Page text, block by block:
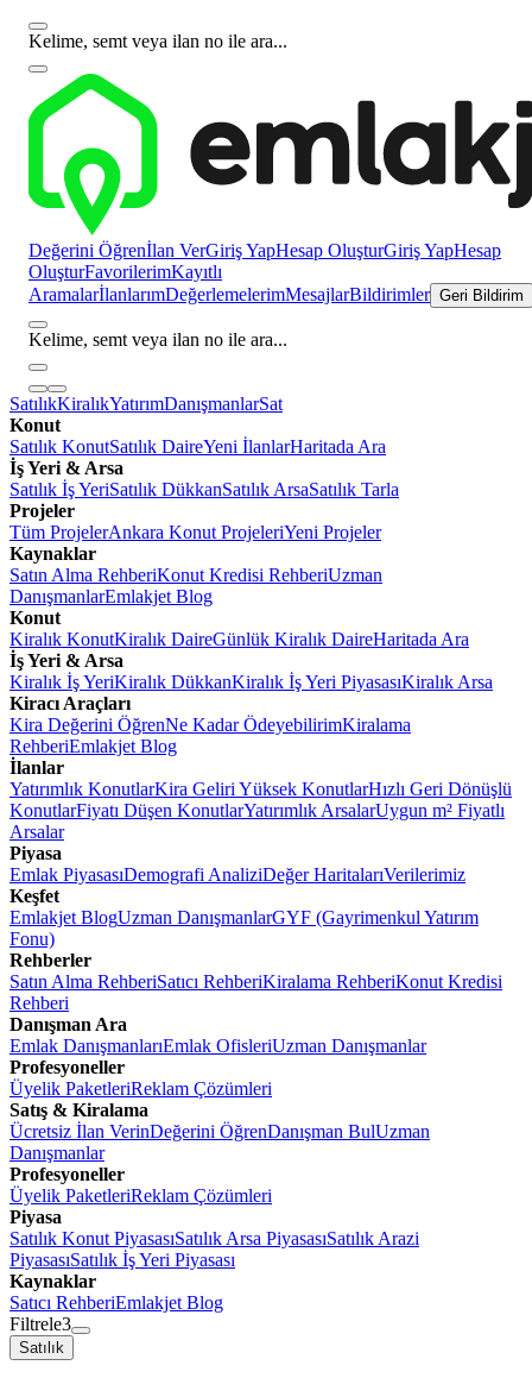
Kelime, semt veya ilan no ile ara...
Değerini Öğrenİlan VerGiriş YapHesap OluşturGiriş YapHesap
OluşturFavorilerimKayıtlı
AramalarİlanlarımDeğerlemelerimMesajlarBildirimler Geri Bildirim
Kelime, semt veya ilan no ile ara...
SatılıkKiralıkYatırımDanışmanlarSat
Konut
Satılık KonutSatılık DaireYeni İlanlarHaritada Ara
İş Yeri & Arsa
Satılık İş YeriSatılık DükkanSatılık ArsaSatılık Tarla
Projeler
Tüm ProjelerAnkara Konut ProjeleriYeni Projeler
Kaynaklar
Satın Alma RehberiKonut Kredisi RehberiUzman
DanışmanlarEmlakjet Blog
Konut
Kiralık KonutKiralık DaireGünlük Kiralık DaireHaritada Ara
İş Yeri & Arsa
Kiralık İş YeriKiralık DükkanKiralık İş Yeri PiyasasıKiralık Arsa
Kiracı Araçları
Kira Değerini ÖğrenNe Kadar ÖdeyebilirimKiralama
RehberiEmlakjet Blog
İlanlar
Yatırımlık KonutlarKira Geliri Yüksek KonutlarHızlı Geri Dönüşlü
KonutlarFiyatı Düşen KonutlarYatırımlık ArsalarUygun m² Fiyatlı
Arsalar
Piyasa
Emlak PiyasasıDemografi AnaliziDeğer HaritalarıVerilerimiz
Keşfet
Emlakjet BlogUzman DanışmanlarGYF (Gayrimenkul Yatırım
Fonu)
Rehberler
Satın Alma RehberiSatıcı RehberiKiralama RehberiKonut Kredisi
Rehberi
Danışman Ara
Emlak DanışmanlarıEmlak OfisleriUzman Danışmanlar
Profesyoneller
Üyelik PaketleriReklam Çözümleri
Satış & Kiralama
Ücretsiz İlan VerinDeğerini ÖğrenDanışman BulUzman
Danışmanlar
Profesyoneller
Üyelik PaketleriReklam Çözümleri
Piyasa
Satılık Konut PiyasasıSatılık Arsa PiyasasıSatılık Arazi
PiyasasıSatılık İş Yeri Piyasası
Kaynaklar
Satıcı RehberiEmlakjet Blog
Filtrele3
Satılık